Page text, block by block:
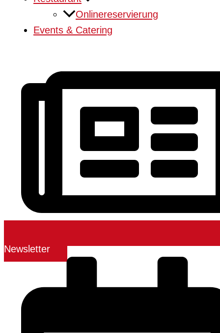
Onlinereservierung
Events & Catering
Newsletter